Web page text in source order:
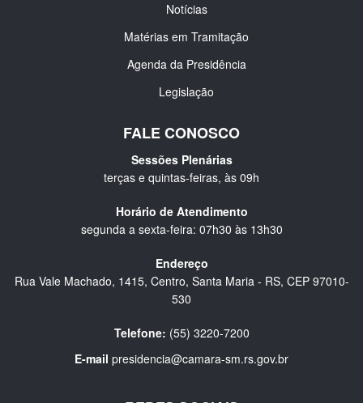
Notícias
Matérias em Tramitação
Agenda da Presidência
Legislação
FALE CONOSCO
Sessões Plenárias
terças e quintas-feiras, às 09h
Horário de Atendimento
segunda a sexta-feira: 07h30 às 13h30
Endereço
Rua Vale Machado, 1415, Centro, Santa Maria - RS, CEP 97010-
530
Telefone: (55) 3220-7200
E-mail presidencia@camara-sm.rs.gov.br